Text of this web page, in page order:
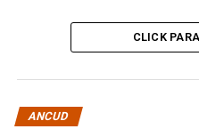
CLICK
ANCUD